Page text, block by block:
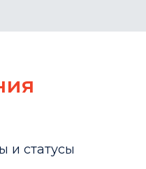
и статусы